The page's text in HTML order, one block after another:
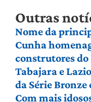
Outras
Nome da
Cunha
construtores do
Tabajara e
da Série Bronze
Com mais